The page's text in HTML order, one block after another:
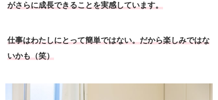
がさらに成長できることを実感しています。
仕事はわたしにとって簡単ではない。だから楽しみではな
いかも（笑）